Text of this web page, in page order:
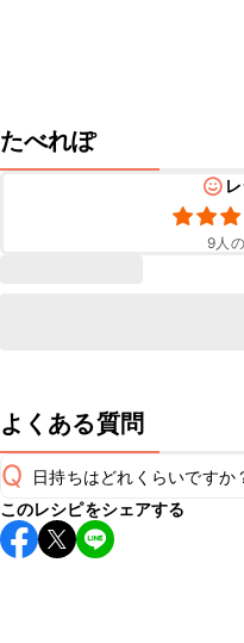
たべれぽ
9人
よくある質問
Q 日持ちはどれくらいですか
保存期間は冷蔵で翌日中が
し上がりください。
このレシピをシェアする